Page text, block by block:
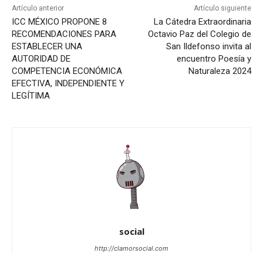
Artículo anterior
ICC MÉXICO PROPONE 8
RECOMENDACIONES PARA
ESTABLECER UNA
AUTORIDAD DE
COMPETENCIA ECONÓMICA
EFECTIVA, INDEPENDIENTE Y
LEGÍTIMA
Artículo siguiente
La Cátedra Extraordinaria
Octavio Paz del Colegio de
San Ildefonso invita al
encuentro Poesía y
Naturaleza 2024
social
http://clamorsocial.com